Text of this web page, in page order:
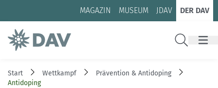
Zum Inhalt
Zur Footer-Navigation
MAGAZIN MUSEUM JDAV DER DAV
Start Wettkampf
Prävention & Antidoping
Antidoping